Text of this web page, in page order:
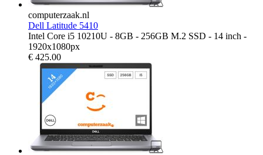
computerzaak.nl
Dell Latitude 5410
Intel Core i5 10210U - 8GB - 256GB M.2 SSD - 14 inch -
1920x1080px
€ 425.00